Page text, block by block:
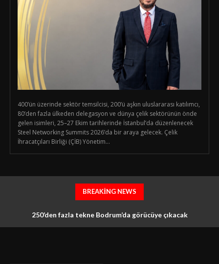
400’ün üzerinde sektör temsilcisi, 200’ü aşkın uluslararası katılımcı,
80’den fazla ülkeden delegasyon ve dünya çelik sektörünün önde
gelen isimleri, 25–27 Ekim tarihlerinde İstanbul’da düzenlenecek
Steel Networking Summits 2026’da bir araya gelecek. Çelik
İhracatçıları Birliği (ÇİB) Yönetim...
BREAKING NEWS
250’den fazla tekne Bodrum’da görücüye çıkacak